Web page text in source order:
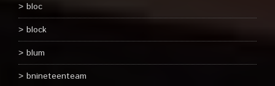
bloc
block
blum
bnineteenteam